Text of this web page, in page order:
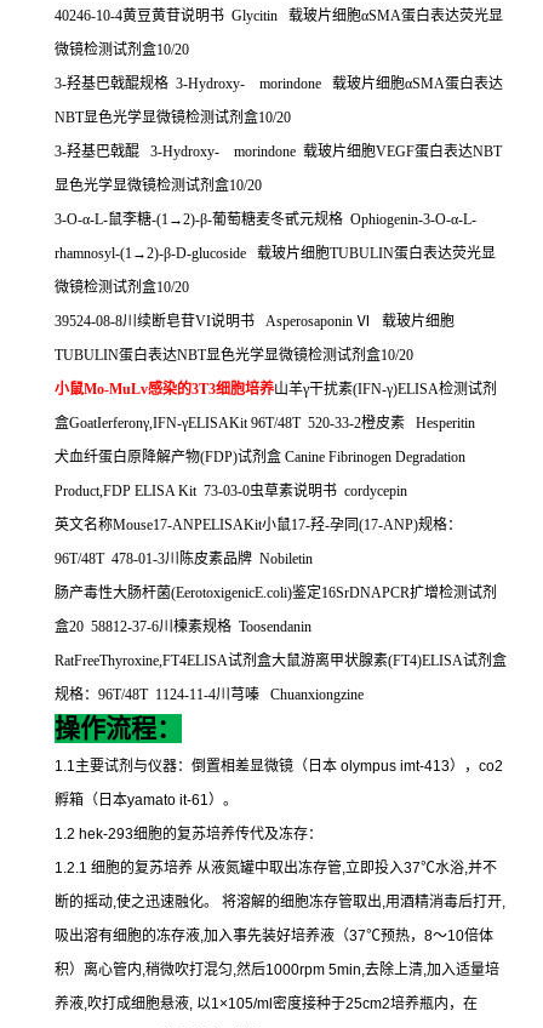
40246-10-4黄豆黄苷说明书 Glycitin 载玻片细胞αSMA蛋白表达荧光显
微镜检测试剂盒10/20
3-羟基巴戟醌规格 3-Hydroxy- morindone 载玻片细胞αSMA蛋白表达
NBT显色光学显微镜检测试剂盒10/20
3-羟基巴戟醌 3-Hydroxy- morindone 载玻片细胞VEGF蛋白表达NBT
显色光学显微镜检测试剂盒10/20
3-O-α-L-鼠李糖-(1→2)-β-葡萄糖麦冬甙元规格 Ophiogenin-3-O-α-L-
rhamnosyl-(1→2)-β-D-glucoside 载玻片细胞TUBULIN蛋白表达荧光显
微镜检测试剂盒10/20
39524-08-8川续断皂苷VI说明书 Asperosaponin Ⅵ
载玻片细胞
TUBULIN蛋白表达NBT显色光学显微镜检测试剂盒10/20
小鼠Mo-MuLv感染的3T3细胞培养山羊γ干扰素(IFN-γ)ELISA检测试剂
盒GoatIerferonγ,IFN-γELISAKit 96T/48T 520-33-2橙皮素
Hesperitin
犬血纤蛋白原降解产物(FDP)试剂盒 Canine Fibrinogen Degradation
Product,FDP ELISA Kit 73-03-0虫草素说明书 cordycepin
英文名称Mouse17-ANPELISAKit小鼠17-羟-孕同 (17-ANP)规格：
96T/48T 478-01-3川陈皮素品牌 Nobiletin
肠产毒性大肠杆菌(EerotoxigenicE.coli)鉴定16SrDNAPCR扩增检测试剂
盒20 58812-37-6川楝素规格 Toosendanin
RatFreeThyroxine,FT4ELISA试剂盒大鼠游离甲状腺素(FT4)ELISA试剂盒
规格： 96T/48T 1124-11-4川芎嗪 Chuanxiongzine
操作流程：
1.1主要试剂与仪器：倒置相差显微镜（日本 olympus imt-413）， co2
孵箱（日本yamato it-61）。
1.2 hek-293细胞的复苏培养传代及冻存：
1.2.1 细胞的复苏培养 从液氮罐中取出冻存管,立即投入37℃水浴,并不
断的摇动,使之迅速融化。 将溶解的细胞冻存管取出,用酒精消毒后打开,
吸出溶有细胞的冻存液,加入事先装好培养液（37℃预热， 8～10倍体
积）离心管内,稍微吹打混匀,然后1000rpm 5min,去除上清,加入适量培
养液,吹打成细胞悬液, 以1×105/ml 密度接种于25cm2培养瓶内，在